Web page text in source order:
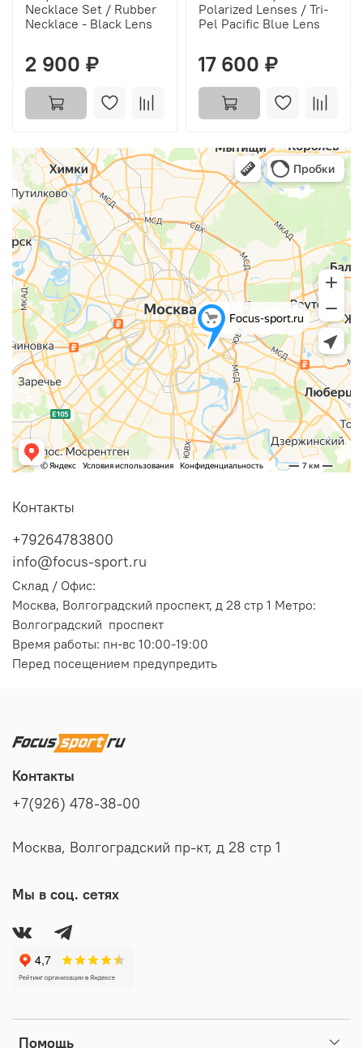
Necklace Set / Rubber
Necklace - Black Lens
2 900 ₽
Polarized Lenses / Tri-
Pel Pacific Blue Lens
17 600 ₽
Контакты
+79264783800
info@focus-sport.ru
Склад / Офис:
Москва, Волгоградский проспект, д 28 стр 1 Метро:
Волгоградский проспект
Время работы: пн-вс 10:00-19:00
Перед посещением предупредить
Помощь
Контакты
+7(926) 478-38-00
Москва, Волгоградский пр-кт, д 28 стр 1
Мы в соц. сетях